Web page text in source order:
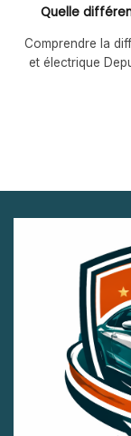
Quelle
Comprendre la
et électrique